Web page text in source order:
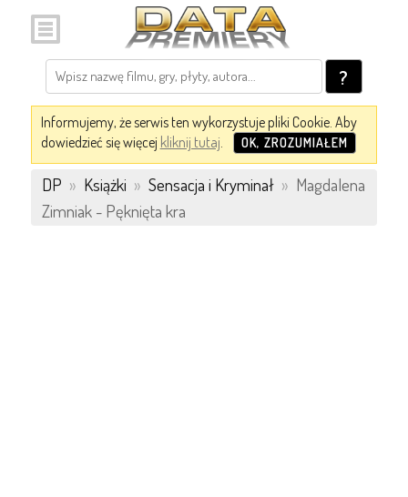
?
Informujemy, że serwis ten wykorzystuje pliki Cookie. Aby
dowiedzieć się więcej kliknij tutaj. OK, ZROZUMIAŁEM
DP » Książki » Sensacja i Kryminał » Magdalena
Zimniak - Pęknięta kra